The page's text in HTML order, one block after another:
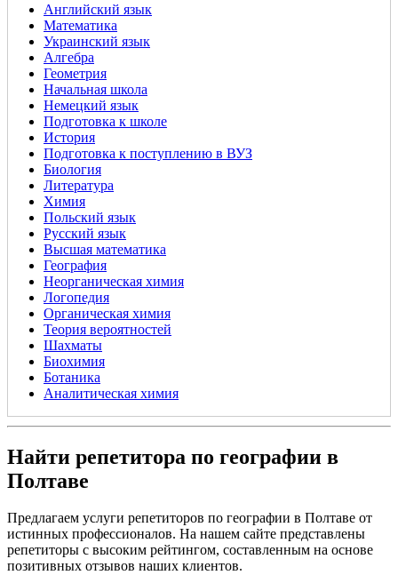
Английский язык
Математика
Украинский язык
Алгебра
Геометрия
Начальная школа
Немецкий язык
Подготовка к школе
История
Подготовка к поступлению в ВУЗ
Биология
Литература
Химия
Польский язык
Русский язык
Высшая математика
География
Неорганическая химия
Логопедия
Органическая химия
Теория вероятностей
Шахматы
Биохимия
Ботаника
Аналитическая химия
Найти репетитора по географии в
Полтаве
Предлагаем услуги репетиторов по географии в Полтаве от
истинных профессионалов. На нашем сайте представлены
репетиторы с высоким рейтингом, составленным на основе
позитивных отзывов наших клиентов.